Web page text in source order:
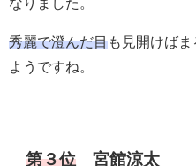
なりました。
秀麗で澄んだ目も見開けば
ようですね。
第３位 宮館涼太